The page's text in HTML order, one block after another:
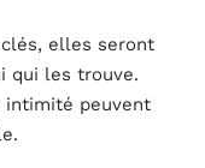
elles seront
qui les trouve.
intimité peuvent